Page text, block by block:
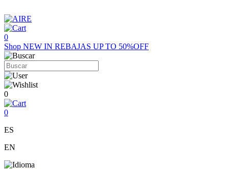
0
Shop NEW IN REBAJAS UP TO 50%OFF
0
0
ES
EN